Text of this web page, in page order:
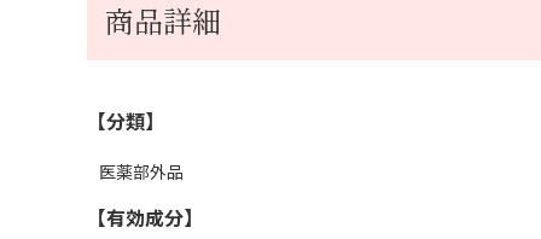
商品詳細
【分類】
医薬部外品
【有効成分】